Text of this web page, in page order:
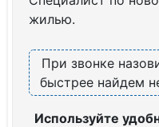
жилью.
При звонке
быстрее найдем
Используйте